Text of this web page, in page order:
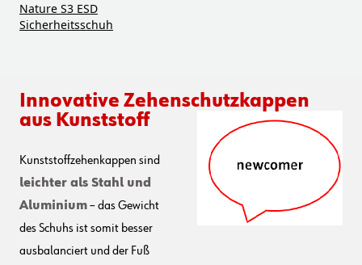
Nature S3 ESD
Sicherheitsschuh
Innovative Zehenschutzkappen
aus Kunststoff
Kunststoffzehenkappen sind
leichter als Stahl und
Aluminium– das Gewicht
des Schuhs ist somit besser
ausbalanciert und der Fuß